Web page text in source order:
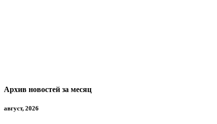
Архив новостей за месяц
август, 2026